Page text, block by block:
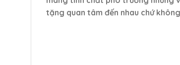
tặng quan tâm đến nhau chứ